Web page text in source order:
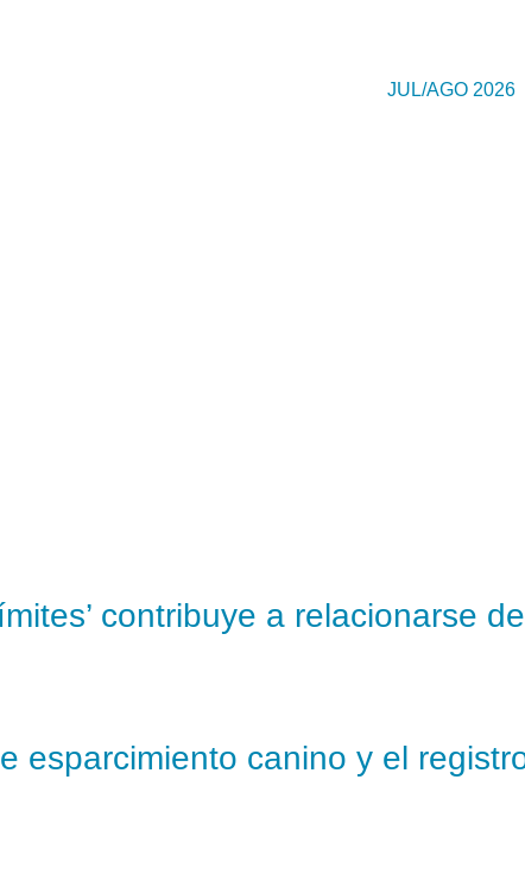
JUL/AGO 2026
contribuye a relacionarse
esparcimiento canino y el